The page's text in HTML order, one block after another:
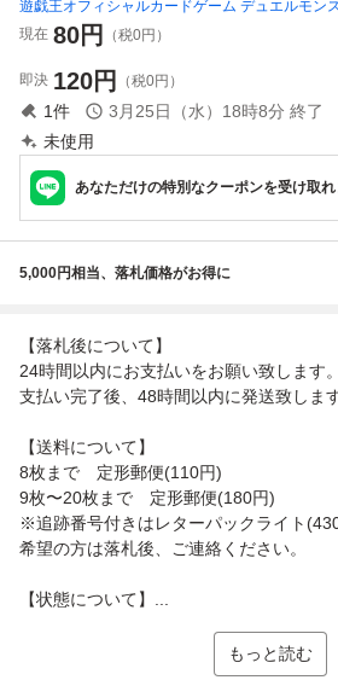
遊戯王オフィシャルカードゲーム デュエルモン
現在 80円 （税0円）
即決 120円 （税0円）
1件 3月25日（水）18時8分 終了
未使用
あなただけの特別なクーポンを受け取
5,000円相当、落札価格がお得に
【落札後について】
24時間以内にお支払いをお願い致します。
支払い完了後、48時間以内に発送致します
【送料について】
8枚まで 定形郵便(110円)
9枚〜20枚まで 定形郵便(180円)
※追跡番号付きはレターパックライト
希望の方は落札後、ご連絡ください。
【状態について】...
もっと読む